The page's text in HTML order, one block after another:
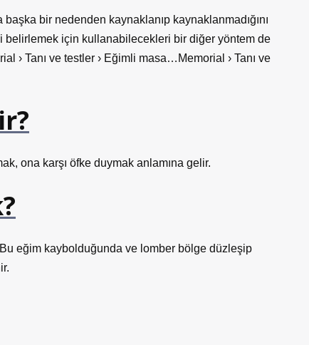
başka bir nedenden kaynaklanıp kaynaklanmadığını
belirlemek için kullanabilecekleri bir diğer yöntem de
› Tanı ve testler › Eğimli masa…Memorial › Tanı ve
ona karşı öfke duymak anlamına gelir.
eğim kaybolduğunda ve lomber bölge düzleşip